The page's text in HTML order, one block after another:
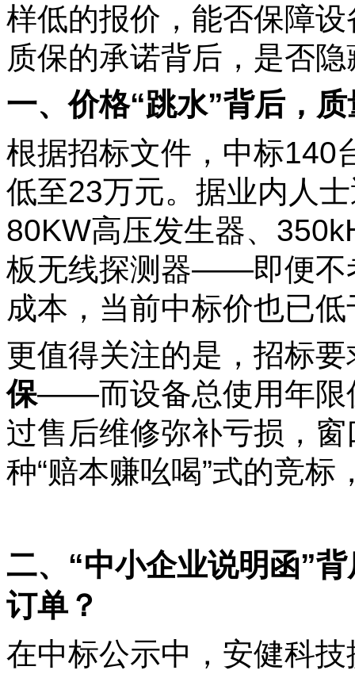
样低的报价，能否保障
质保的承诺背后，是否
一、价格“跳水”背后，
根据招标文件，中标140
低至23万元。据业内人
80KW高压发生器、
板无线探测器——即便不
成本，当前中标价也已
更值得关注的是，招标
保——而设备总使用年限
过售后维修弥补亏损，
种“赔本赚吆喝”式的竞标
二、“中小企业说明函”
订单？
在中标公示中，安健科技